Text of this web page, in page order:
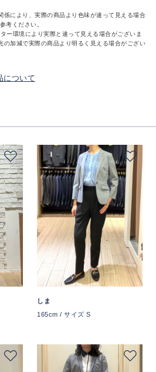
により、実際の商品より色味が違って見える場合
考ください。
ー環境により実際と違って見える場合がございま
加減で実際の商品より明るく見える場合がござい
について
しま
165cm / サイズ S